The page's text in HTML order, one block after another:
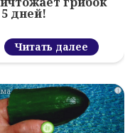
дней!
Читать далее
i